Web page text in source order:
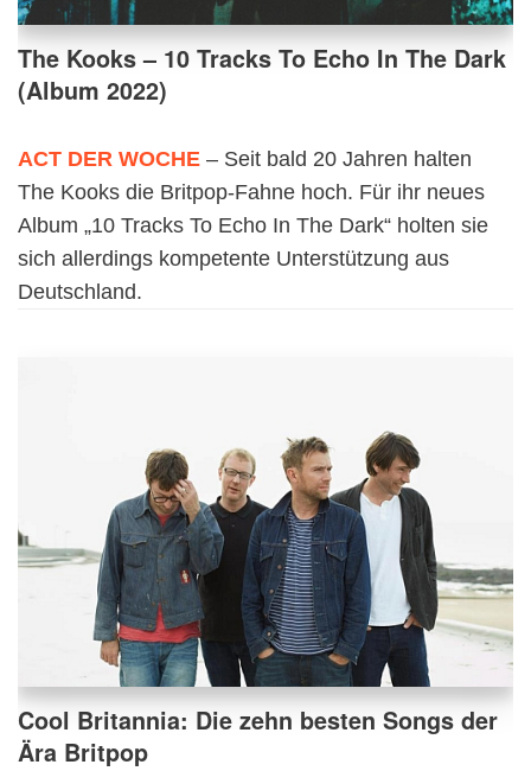
The Kooks – 10 Tracks To Echo In The Dark
(Album 2022)
ACT DER WOCHE – Seit bald 20 Jahren halten
The Kooks die Britpop-Fahne hoch. Für ihr neues
Album „10 Tracks To Echo In The Dark“ holten sie
sich allerdings kompetente Unterstützung aus
Deutschland.
Cool Britannia: Die zehn besten Songs der
Ära Britpop